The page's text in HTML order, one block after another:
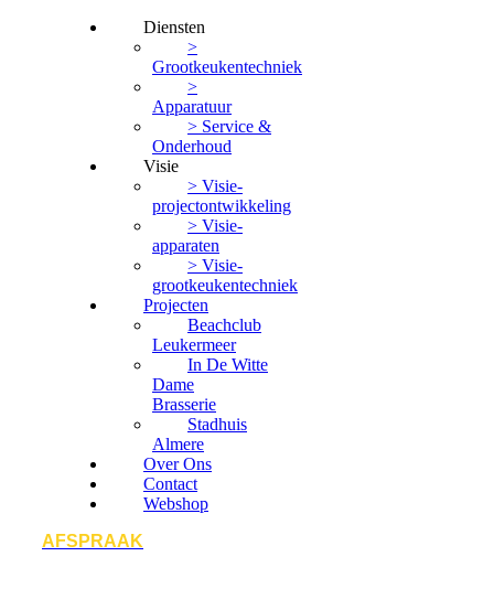
Diensten
>
Grootkeukentechniek
>
Apparatuur
> Service &
Onderhoud
Visie
> Visie-
projectontwikkeling
> Visie-
apparaten
> Visie-
grootkeukentechniek
Projecten
Beachclub
Leukermeer
In De Witte
Dame
Brasserie
Stadhuis
Almere
Over Ons
Contact
Webshop
AFSPRAAK